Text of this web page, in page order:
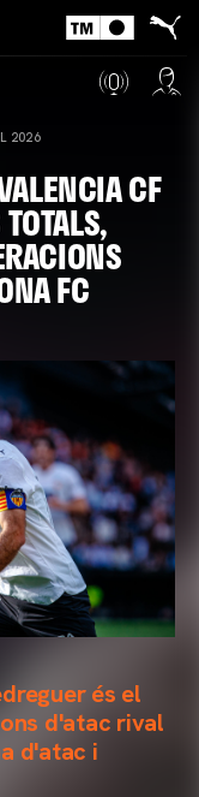
2026
CF
FC
és el
d'atac rival
d'atac i